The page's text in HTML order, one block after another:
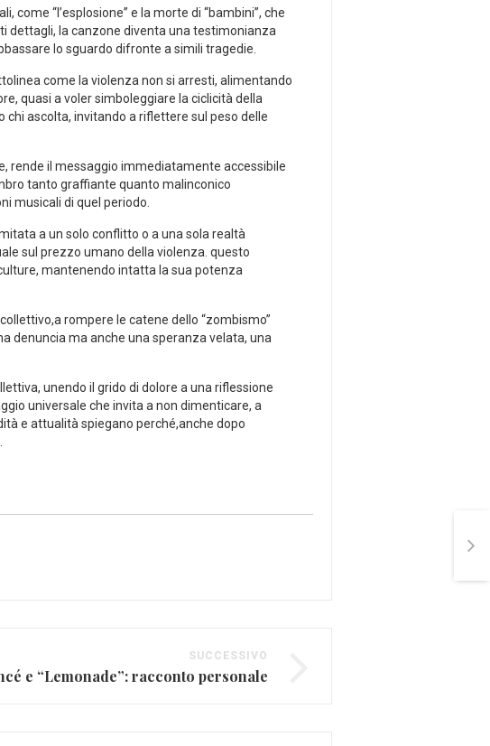
“l’esplosione” e la morte di​ “bambini”, che
‍dettagli, ‌la canzone diventa una testimonianza
lo sguardo difronte a simili⁣ tragedie.
come la violenza non si arresti, alimentando
quasi a⁤ voler simboleggiare⁢ la ciclicità della
chi ascolta, invitando a riflettere sul peso delle
rende il messaggio immediatamente accessibile
tanto graffiante quanto malinconico
⁤musicali‍ di quel periodo.
a un solo conflitto o a una⁤ sola realtà
‍sul prezzo umano della⁤ violenza. questo
mantenendo​ intatta la sua potenza
rompere le catene‌ dello “zombismo”
denuncia ma anche una speranza velata,‌ una
unendo ⁢il grido di dolore a una riflessione
universale che invita a non​ dimenticare, a
e attualità spiegano perché,anche dopo⁢
SUCCESSIVO
e “Lemonade”: racconto personale